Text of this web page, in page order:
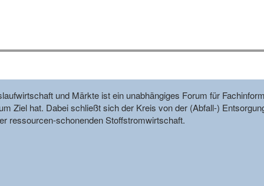
und Märkte ist ein unabhängiges Forum für
Ziel hat. Dabei schließt sich der Kreis von der (Abfall-)
ressourcen-schonenden Stoffstromwirtschaft.